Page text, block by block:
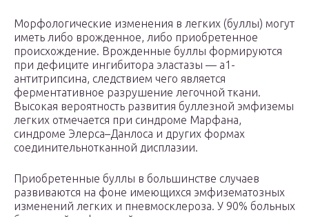
Морфологические изменения в легких (буллы) могут
иметь либо врожденное, либо приобретенное
происхождение. Врожденные буллы формируются
при дефиците ингибитора эластазы — a1-
антитрипсина, следствием чего является
ферментативное разрушение легочной ткани.
Высокая вероятность развития буллезной эмфиземы
легких отмечается при синдроме Марфана,
синдроме Элерса–Данлоса и других формах
соединительнотканной дисплазии.
Приобретенные буллы в большинстве случаев
развиваются на фоне имеющихся эмфизематозных
изменений легких и пневмосклероза. У 90% больных